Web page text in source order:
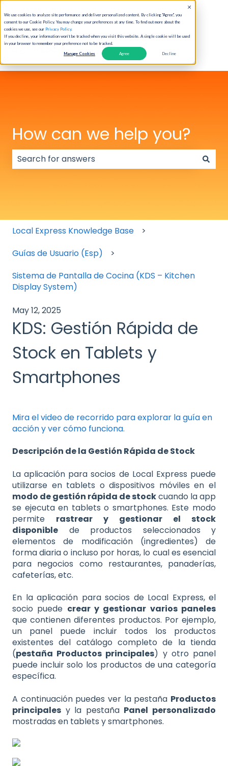
We use cookies to analyze site performance and deliver personalized content. By clicking "Agree", you
consent to our Cookie Policy. You may change your preferences at any time. To find out more about the
cookies we use, see our Privacy Policy.
If you decline, your information won’t be tracked when you visit this website. A single cookie will be used
in your browser to remember your preference not to be tracked.
Manage Cookies Agree Decline
How can we help you?
Local Express Knowledge Base
Guías de Usuario (Esp)
Sistema de Pantalla de Cocina (KDS – Kitchen
Display System)
May 12, 2025
KDS: Gestión Rápida de
Stock en Tablets y
Smartphones
Mira el video de recorrido para explorar la guía en
acción y ver cómo funciona.
Descripción de la Gestión Rápida de Stock
La aplicación para socios de Local Express puede
utilizarse en tablets o dispositivos móviles en el
modo de gestión rápida de stockcuando la app
se ejecuta en tablets o smartphones. Este modo
permite rastrear y gestionar el stock
disponible de productos seleccionados y
elementos de modificación (ingredientes) de
forma diaria o incluso por horas, lo cual es esencial
para negocios como restaurantes, panaderías,
cafeterías, etc.
En la aplicación para socios de Local Express, el
socio puede crear y gestionar varios paneles
que contienen diferentes productos. Por ejemplo,
un panel puede incluir todos los productos
existentes del catálogo completo de la tienda
(pestaña Productos principales) y otro panel
puede incluir solo los productos de una categoría
específica.
A continuación puedes ver la pestaña Productos
principales y la pestaña Panel personalizado
mostradas en tablets y smartphones.